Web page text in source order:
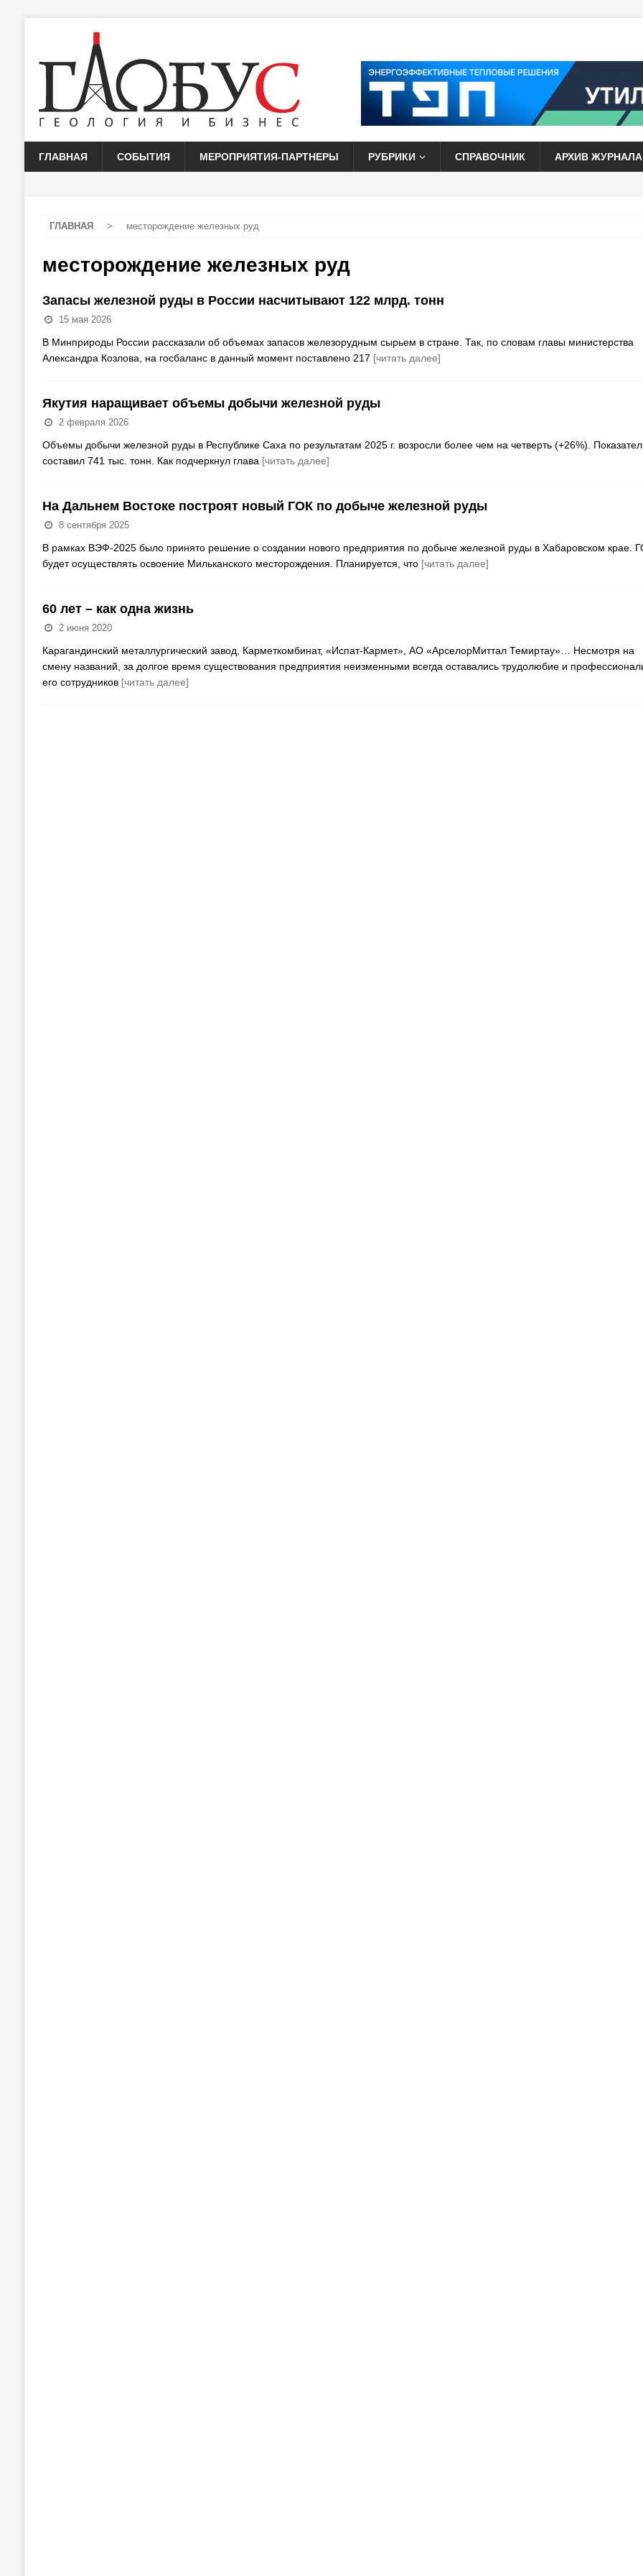
ГЛАВНАЯ СОБЫТИЯ МЕРОПРИЯТИЯ-ПАРТНЕРЫ РУБРИКИ СПРАВОЧНИК АРХИВ ЖУРНАЛА
ГЛАВНАЯ > месторождение железных руд
месторождение железных руд
Запасы железной руды в России насчитывают 122 млрд. тонн
15 мая 2026
В Минприроды России рассказали об объемах запасов железорудным сырьем в стране. Так, по словам главы министерства
Александра Козлова, на госбаланс в данный момент поставлено 217 [читать далее]
Якутия наращивает объемы добычи железной руды
2 февраля 2026
Объемы добычи железной руды в Республике Саха по результатам 2025 г. возросли более чем на четверть (+26%).
составил 741 тыс. тонн. Как подчеркнул глава [читать далее]
На Дальнем Востоке построят новый ГОК по добыче железной руды
8 сентября 2025
В рамках ВЭФ-2025 было принято решение о создании нового предприятия по добыче железной руды в Хабаровском крае.
будет осуществлять освоение Мильканского месторождения. Планируется, что [читать далее]
60 лет – как одна жизнь
2 июня 2020
Карагандинский металлургический завод, Карметкомбинат, «Испат-Кармет», АО «АрселорМиттал Темиртау»… Несмотря на
смену названий, за долгое время существования предприятия неизменными всегда оставались трудолюбие и
его сотрудников [читать далее]